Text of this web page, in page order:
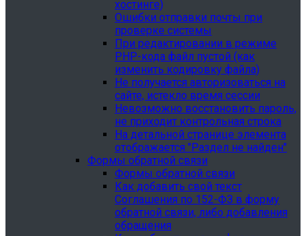
хостинге)
Ошибки отправки почты при
проверке системы
При редактировании в режиме
PHP-кода файл пустой (как
изменить кодировку файла)
Не получается авторизоваться на
сайте, истекло время сессии
Невозможно восстановить пароль,
не приходит контрольная строка
На детальной странице элемента
отображается "Раздел не найден"
Формы обратной связи
Формы обратной связи
Как добавить свой текст
Соглашения по 152-ФЗ в форму
обратной связи, либо добавления
обращения